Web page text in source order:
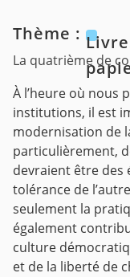
Thème :
La quatrième de
À l’heure où nous
institutions, il est
modernisation de
particulièrement,
devraient être des
tolérance de
seulement la
également
culture
et de la liberté de